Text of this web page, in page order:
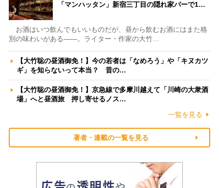
「マンハッタン」新宿三丁目の隠れ家バーで1…
お酒はいつ飲んでもいいものだが、昼から飲むお酒にはまた格
別の味わいがある――。ライター・作家の大竹…
【大竹聡の昼酒御免！】今の若者は「なめろう」や「キヌカツ
ギ」を知らないって本当？ 昔の…
【大竹聡の昼酒御免！】京急線で多摩川越えて「川崎の大衆酒
場」へと昼酒旅 押し寄せるノス…
一覧を見る
著者・連載の一覧を見る